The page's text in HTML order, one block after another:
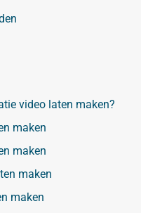
video laten maken?
maken
maken
maken
maken